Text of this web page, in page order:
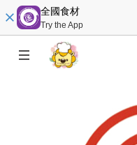
全國食材
Try the App